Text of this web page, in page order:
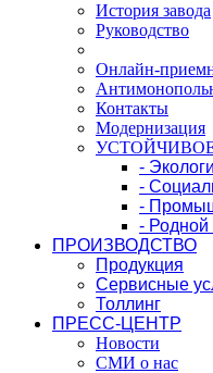
История завода
Руководство
Онлайн-
Контакты
Модернизация
-
-
-
- Родной
ПРОИЗВОДСТВО
Продукция
Сервисные
Толлинг
ПРЕСС-ЦЕНТР
Новости
СМИ о нас